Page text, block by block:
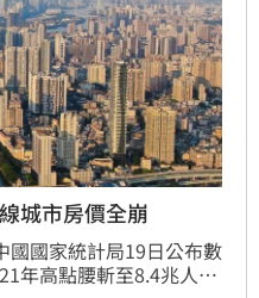
城市房價全崩
國國家統計局19日公布數
年高點腰斬至8.4兆人民